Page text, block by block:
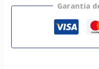
Garantia